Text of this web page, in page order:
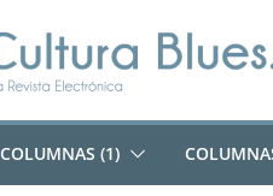
COLUMNAS (1)